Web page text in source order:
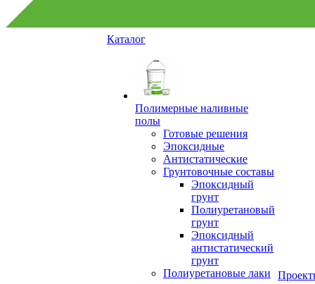
Каталог
Полимерные наливные
полы
Готовые решения
Эпоксидные
Антистатические
Грунтовочные составы
Эпоксидный
грунт
Полиуретановый
грунт
Эпоксидный
антистатический
грунт
Полиуретановые лаки